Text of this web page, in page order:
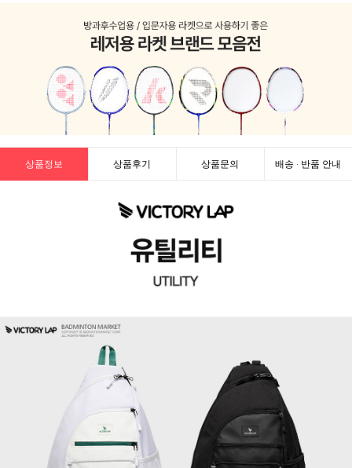
상품정보 상품후기 상품문의 배송 · 반품 안내